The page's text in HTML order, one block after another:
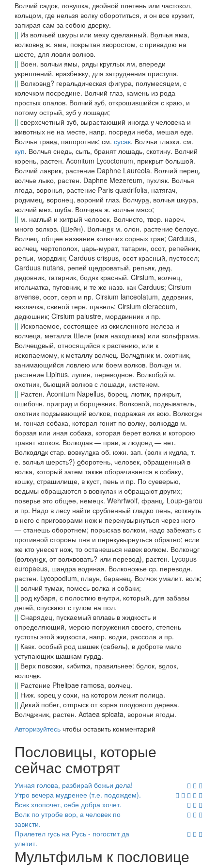
Волчий садок, ловушка, двойной плетень или частокол,
кольцом, где нельзя волку оборотиться, и он все кружит,
запирая сам за собою дверку.
|| Из волчьей шкуры или меху сделанный. Волчья яма,
волковня ж. яма, покрытая хворостом, с привадою на
шесте, для ловли волков.
|| Воен. волчьи ямы, ряды круглых ям, впереди
укреплений, вразбежку, для затруднения приступа.
|| Волковня? геральдическая фигура, полумесяцем, с
колечком посредине. Волчий глаз, камень из рода
простых опалов. Волчий зуб, открошившийся с краю, и
потому острый, зуб у лошади;
|| сверхсчетный зуб, вырастающий иногда у человека и
животных не на месте, напр. посреди неба, мешая еде.
Волчья трава, папоротник; см. сусак. Волчьи глазки. см.
куп. Волчья снедь, сыть, бранят лошадь, скотину. Волчий
корень, растен. Aconitum Lycoctonum, прикрыт большой.
Волчий лаврик, растение Daphne Laureola. Волчий перец,
волчье лыко, растен. Daphne Mezereum, пухляк. Волчья
ягода, воронья, растение Paris quadrifolia, натягач,
родимец, воронец, вороний глаз. Волчура, волчья шкура,
волчий мех, шуба. Волчина ж. волчье мясо;
|| м. наглый и хитрый человек. Волчисто, твер. нареч.
много волков. (Шейн). Волчняк м. олон. растение белоус.
Волчец, общее название колючих сорных трав; Carduus,
волчец, чертополох, царь-мурат, татарин, осот, репейник,
репьи, мордвин; Carduus crispus, осот красный, пустосел;
Carduus nutans, репей щедроватый, репьяк, дед,
дедовник, татарник, бодяк красный. Cirsium, волчец,
игольчатка, пуговник, и те же назв. как Carduus; Cirsium
arvense, осот, серп и пр. Cirsium lanceolatum, дедовник,
вахлачка, свиной терн, щавель; Cirsium oleraceum,
дедюшник; Cirsium palustre, мордвинник и пр.
|| Ископаемое, состоящее из окисленного железа и
волчеца, металла Шеле (имя находчика) или вольфрама.
Волчецовый, относящийся к растению, или к
ископаемому, к металлу волчец. Волчатник м. охотник,
занимающийся ловлею или боем волков. Волчан м.
растение Lipinus, лупин, переводное. Волкобой м.
охотник, бьющий волков с лошади, кистенем.
|| Растен. Aconitum Napellus, борец, лютик, прикрыт,
ошибочн. пригрид и борщевник. Волковой, подвыватель,
охотник подзывающий волков, подражая их вою. Волкогон
м. гончая собака, которая гонит по волку, волкодав м.
борзая или иная собака, которая берет волка и которою
травят волков. Волкодав — прав, а людоед — нет.
Волкодлак стар. вовкулака об. южн. зап. (волк и кудла, т.
е. волчья шерсть?) оборотень, человек, обращенный в
волка, который затем также оборачивается в собаку,
кошку, страшилище, в куст, пень и пр. По суеверью,
ведьмы обращаются в вовкулак и обращают других;
поверье это общее, немецк. Wehrfwolf, франц. Loup-garou
и пр. Надо в лесу найти срубленный гладко пень, воткнуть
в него с приговорами нож и перекувырнуться через него
— станешь оборотнем; порыскав волком, надо забежать с
противной стороны пня и перекувырнуться обратно; если
же кто унесет нож, то останешься навек волком. Волконог
(волхунок, от волхвовать? или перевод), растен. Lycopus
europaeus, шандра водяная. Волконожье ср. переводн.
растен. Lycopodium, плаун, баранец. Волчок умалит. волк;
|| волчий тумак, помесь волка и собаки;
|| род кубаря, с полостию внутри, который, для забавы
детей, спускают с гулом на пол.
|| Снарядец, пускаемый вплавь в жидкость и
определяющий, мерою погружения своего, степень
густоты этой жидкости, напр. водки, рассола и пр.
|| Кавк. особый род шашек (сабель), в доброте мало
уступающих шашкам гурда.
|| Верх повозки, кибитка, правильнее: болок, волок,
волочек.
|| Растение Phelipae ramosa, волчец.
|| Ниж. корец у сохи, на котором лежит полица.
|| Дикий побег, отпрыск от корня плодового дерева.
Волчажник, растен. Actaea spicata, вороньи ягоды.
Авторизуйтесь чтобы оставить комментарий
Пословицы, которые
сейчас смотрят
Умная голова, разбирай божьи дела!
Утро вечера мудренее (т.е. подождем).
Всяк хлопочет, себе добра хочет.
Волк по утробе вор, а человек по
зависти.
Прилетел гусь на Русь - погостит да
улетит.
Мультфильм к пословице